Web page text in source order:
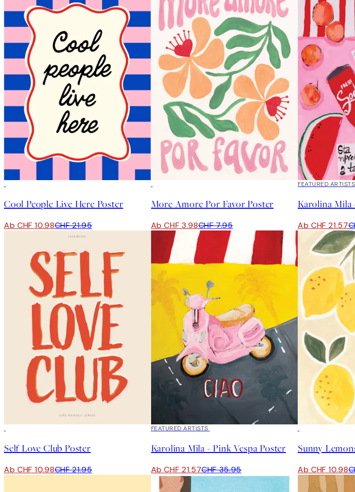
Cool People Live Here Poster
Ab CHF 10.98CHF 21.95
More Amore Por Favor Poster
Ab CHF 3.98CHF 7.95
40%*
FEATURED ARTISTS
Karolina Mila
Ab CHF 21.57
Self Love Club Poster
Ab CHF 10.98CHF 21.95
40%*
FEATURED ARTISTS
Karolina Mila - Pink Vespa Poster
Ab CHF 21.57CHF 35.95
Sunny
Ab CHF 10.98